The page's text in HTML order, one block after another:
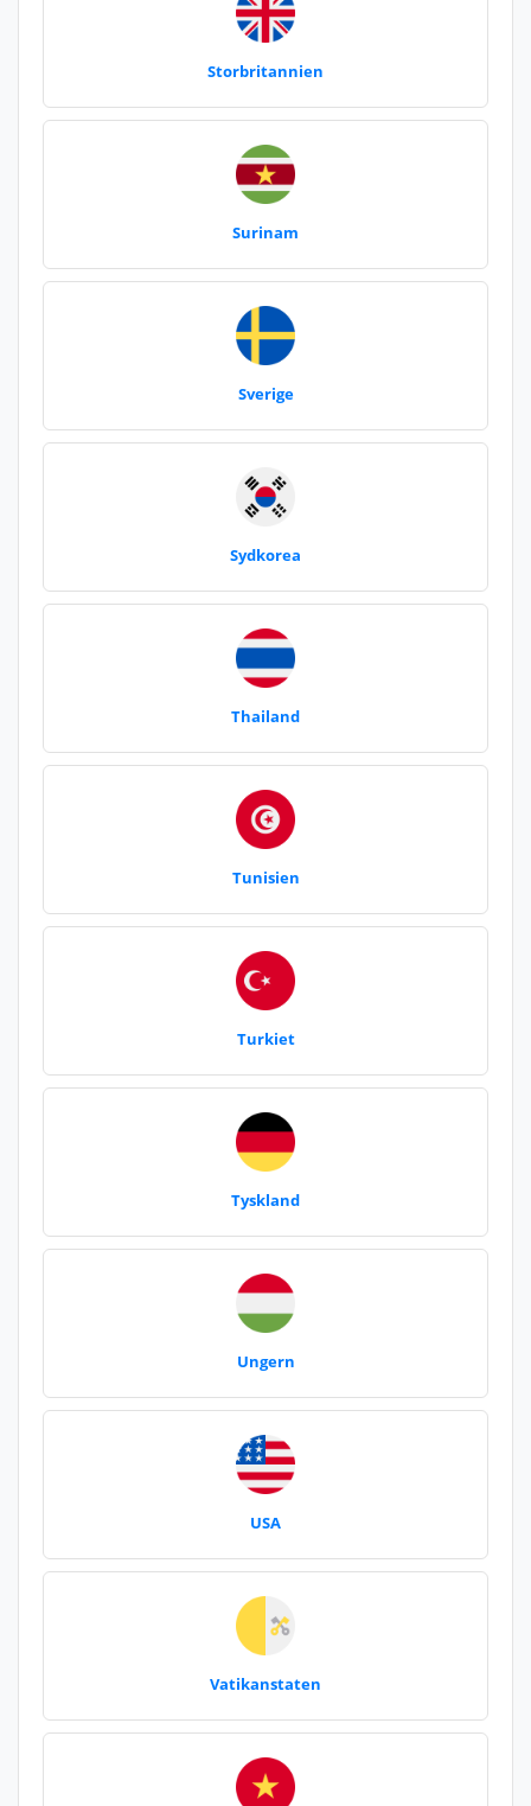
Storbritannien
Surinam
Sverige
Sydkorea
Thailand
Tunisien
Turkiet
Tyskland
Ungern
USA
Vatikanstaten